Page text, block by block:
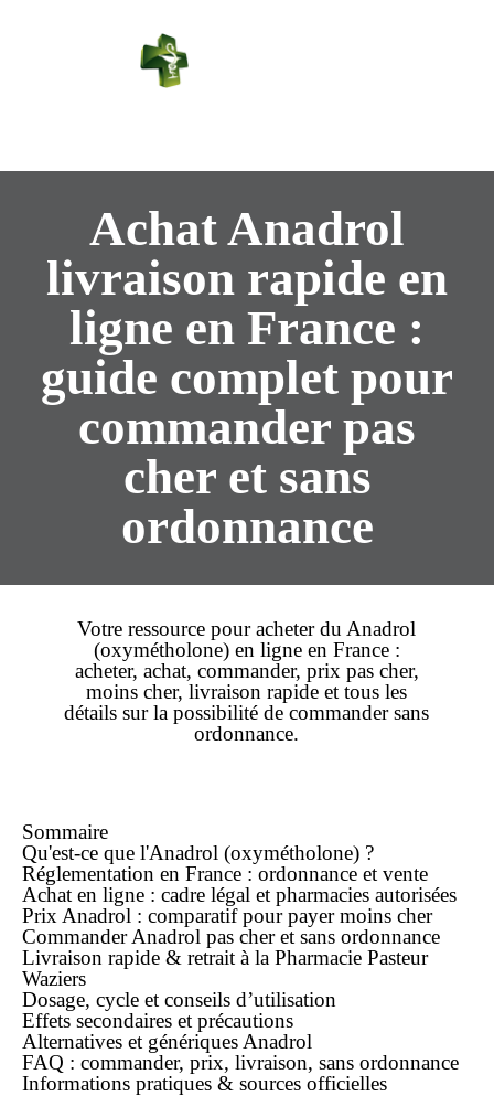
Achat Anadrol
livraison rapide en
ligne en France :
guide complet pour
commander pas
cher et sans
ordonnance
Votre ressource pouracheterdu Anadrol
(oxymétholone) en ligneen France :
acheter, achat, commander, prix pas cher,
moins cher,livraison rapide et tous les
détails sur la possibilité de commandersans
ordonnance.
Sommaire
Qu'est-ce que l'Anadrol (oxymétholone) ?
Réglementation en France : ordonnance et vente
Achat en ligne : cadre légal et pharmacies autorisées
Prix Anadrol : comparatif pour payer moins cher
Commander Anadrol pas cher et sans ordonnance
Livraison rapide & retrait à la Pharmacie Pasteur
Waziers
Dosage, cycle et conseils d’utilisation
Effets secondaires et précautions
Alternatives et génériques Anadrol
FAQ : commander, prix, livraison, sans ordonnance
Informations pratiques & sources officielles